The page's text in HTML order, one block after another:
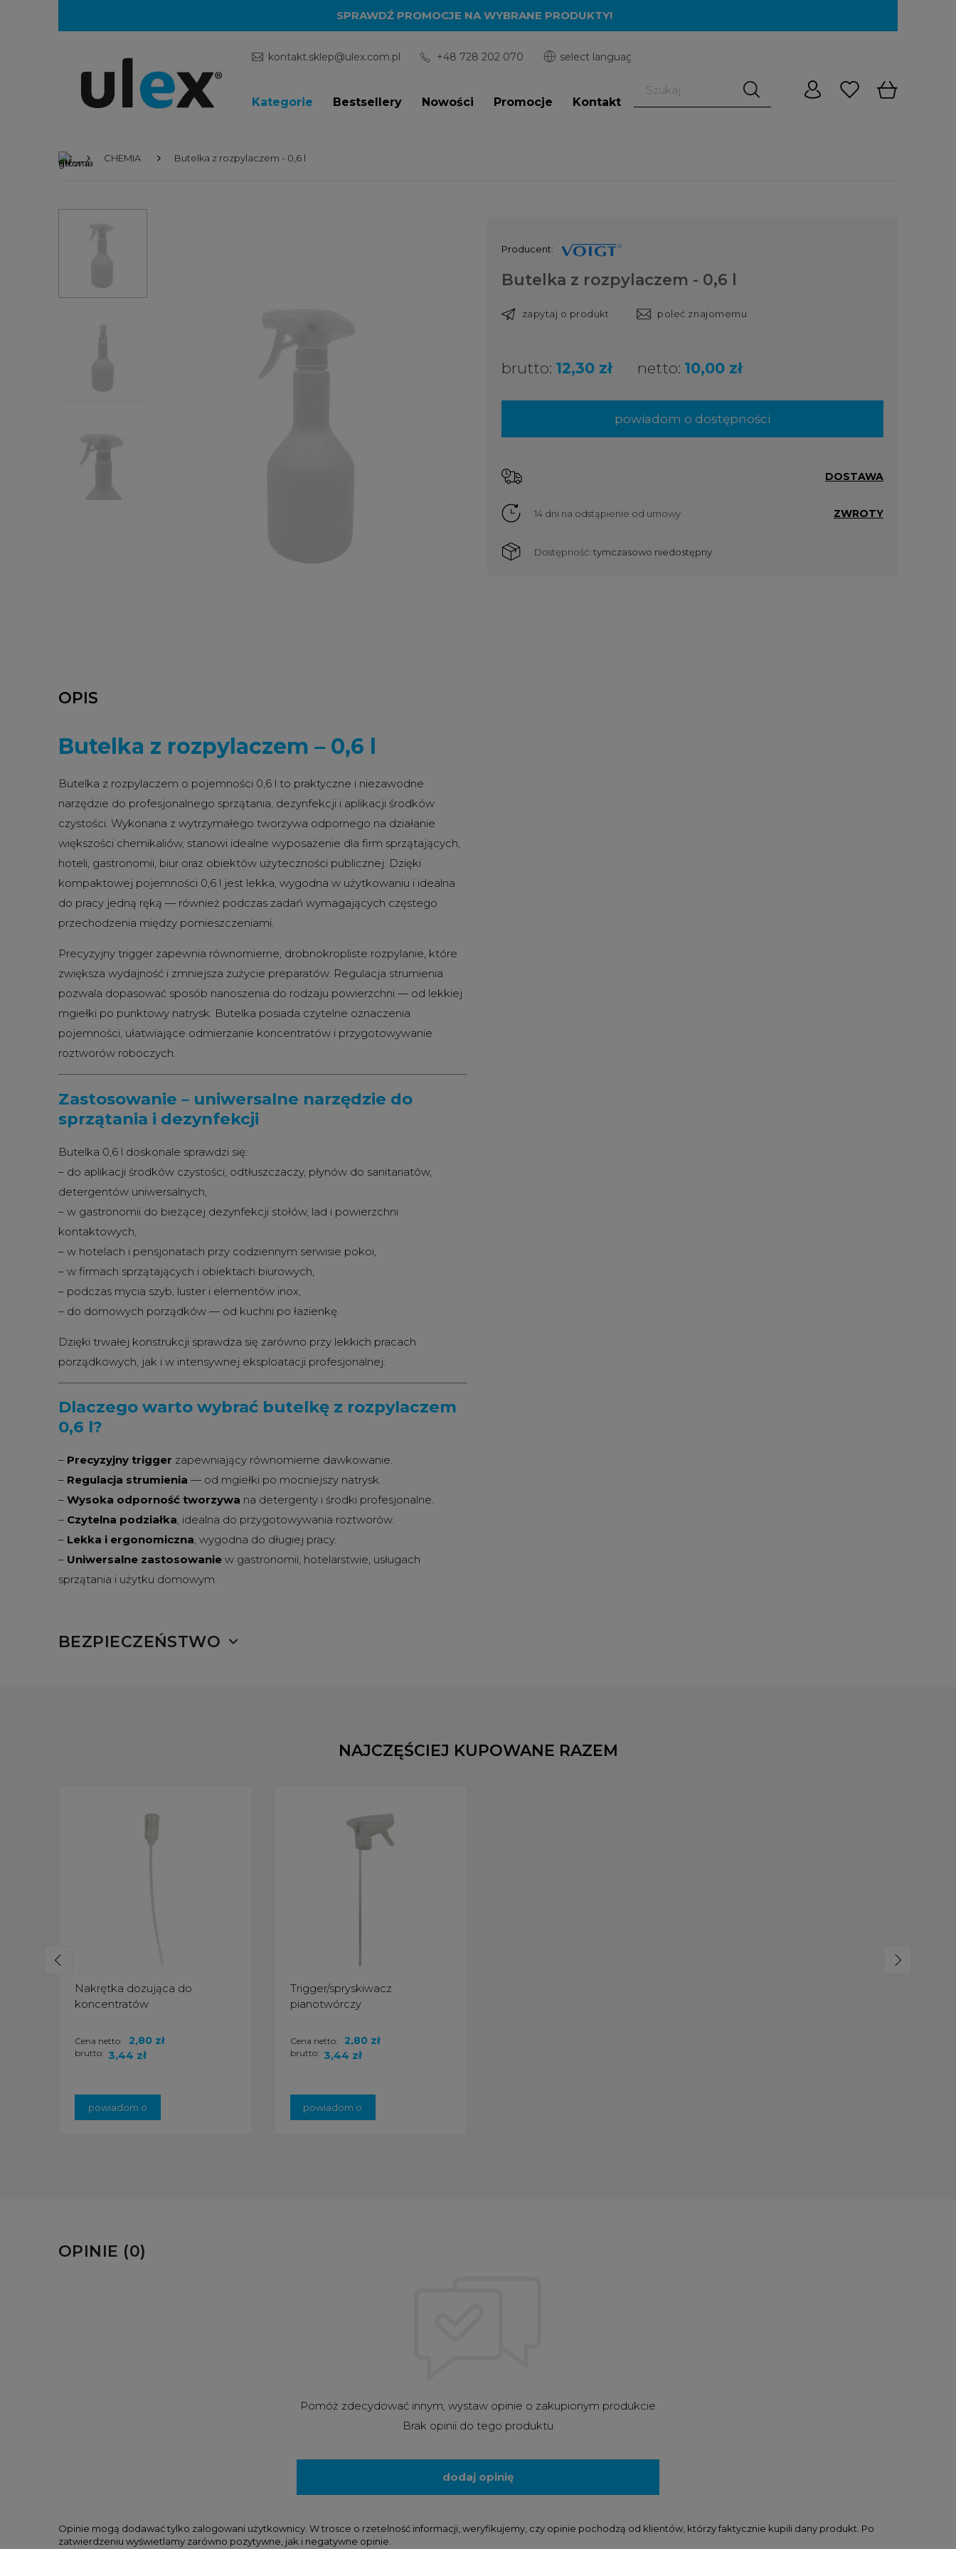
SPRAWDŹ PROMOCJE NA WYBRANE PRODUKTY!
kontakt.sklep@ulex.com.pl +48 728 202 070
Kategorie Bestsellery Nowości Promocje Kontakt
CHEMIA Butelka z rozpylaczem - 0,6 l
Producent:
Butelka z rozpylaczem - 0,6 l
zapytaj o produkt poleć znajomemu
brutto: 12,30 zł netto: 10,00 zł
powiadom o dostępności
DOSTAWA
14 dni na odstąpienie od umowy ZWROTY
Dostępność: tymczasowo niedostępny
OPIS
Butelka z rozpylaczem – 0,6 l
Butelka z rozpylaczem o pojemności 0,6 l to praktyczne i niezawodne
narzędzie do profesjonalnego sprzątania, dezynfekcji i aplikacji środków
czystości. Wykonana z wytrzymałego tworzywa odpornego na działanie
większości chemikaliów, stanowi idealne wyposażenie dla firm sprzątających,
hoteli, gastronomii, biur oraz obiektów użyteczności publicznej. Dzięki
kompaktowej pojemności 0,6 l jest lekka, wygodna w użytkowaniu i idealna
do pracy jedną ręką — również podczas zadań wymagających częstego
przechodzenia między pomieszczeniami.
Precyzyjny trigger zapewnia równomierne, drobnokropliste rozpylanie, które
zwiększa wydajność i zmniejsza zużycie preparatów. Regulacja strumienia
pozwala dopasować sposób nanoszenia do rodzaju powierzchni — od lekkiej
mgiełki po punktowy natrysk. Butelka posiada czytelne oznaczenia
pojemności, ułatwiające odmierzanie koncentratów i przygotowywanie
roztworów roboczych.
Zastosowanie – uniwersalne narzędzie do
sprzątania i dezynfekcji
Butelka 0,6 l doskonale sprawdzi się:
– do aplikacji środków czystości, odtłuszczaczy, płynów do sanitariatów,
detergentów uniwersalnych,
– w gastronomii do bieżącej dezynfekcji stołów, lad i powierzchni
kontaktowych,
– w hotelach i pensjonatach przy codziennym serwisie pokoi,
– w firmach sprzątających i obiektach biurowych,
– podczas mycia szyb, luster i elementów inox,
– do domowych porządków — od kuchni po łazienkę.
Dzięki trwałej konstrukcji sprawdza się zarówno przy lekkich pracach
porządkowych, jak i w intensywnej eksploatacji profesjonalnej.
Dlaczego warto wybrać butelkę z rozpylaczem
0,6 l?
– Precyzyjny trigger zapewniający równomierne dawkowanie.
– Regulacja strumienia — od mgiełki po mocniejszy natrysk.
– Wysoka odporność tworzywa na detergenty i środki profesjonalne.
– Czytelna podziałka, idealna do przygotowywania roztworów.
– Lekka i ergonomiczna, wygodna do długiej pracy.
– Uniwersalne zastosowanie w gastronomii, hotelarstwie, usługach
sprzątania i użytku domowym.
BEZPIECZEŃSTWO
NAJCZĘŚCIEJ KUPOWANE RAZEM
Nakrętka dozująca do
koncentratów
brutto: 3,44 zł
Cena netto: 2,80 zł
powiadom o
Trigger/spryskiwacz
pianotwórczy
brutto: 3,44 zł
Cena netto: 2,80 zł
powiadom o
OPINIE (0)
Pomóż zdecydować innym, wystaw opinie o zakupionym produkcie
Brak opinii do tego produktu
dodaj opinię
Opinie mogą dodawać tylko zalogowani użytkownicy. W trosce o rzetelność informacji, weryfikujemy, czy opinie pochodzą od klientów, którzy faktycznie kupili dany produkt. Po
zatwierdzeniu wyświetlamy zarówno pozytywne, jak i negatywne opinie.